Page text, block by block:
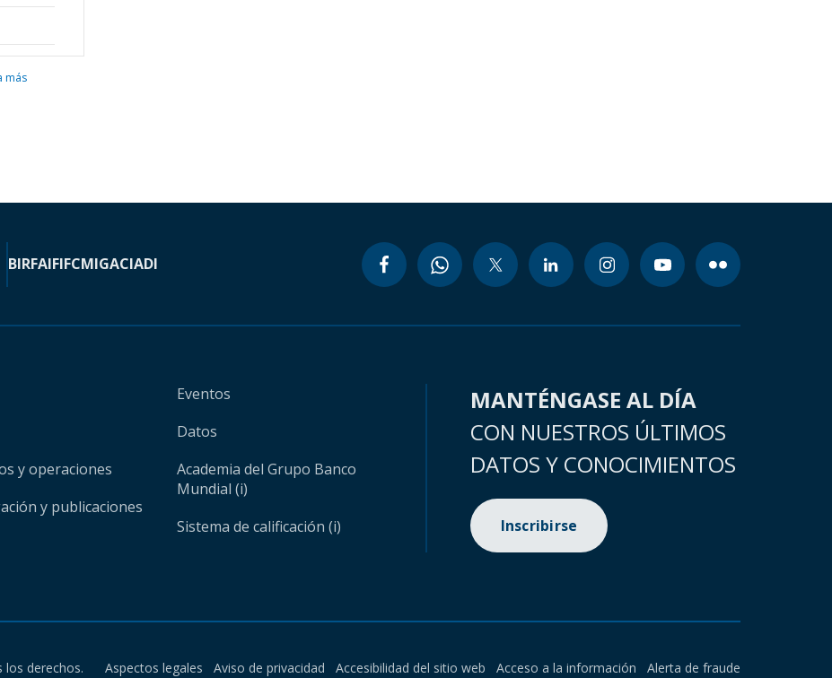
más
BIRFAIFIFCMIGACIADI
y operaciones
y publicaciones
Eventos
Datos
Academia del Grupo Banco
Mundial (i)
Sistema de calificación (i)
MANTÉNGASE AL DÍA
CON NUESTROS ÚLTIMOS
DATOS Y CONOCIMIENTOS
Inscribirse
los derechos. Aspectos legales Aviso de privacidad Accesibilidad del sitio web Acceso a la información
Alerta de fraude